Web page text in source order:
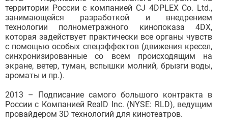
территории России с компанией CJ 4DPLEX Co. Ltd.,
занимающейся разработкой и внедрением
технологии полнометражного кинопоказа 4DX,
которая задействует практически все органы чувств
с помощью особых спецэффектов (движения кресел,
синхронизированные со всем происходящим на
экране, ветер, туман, вспышки молний, брызги воды,
ароматы и пр.).
2013 – Подписание самого большого контракта в
России c Компанией RealD Inc. (NYSE: RLD), ведущим
провайдером 3D технологий для кинотеатров.